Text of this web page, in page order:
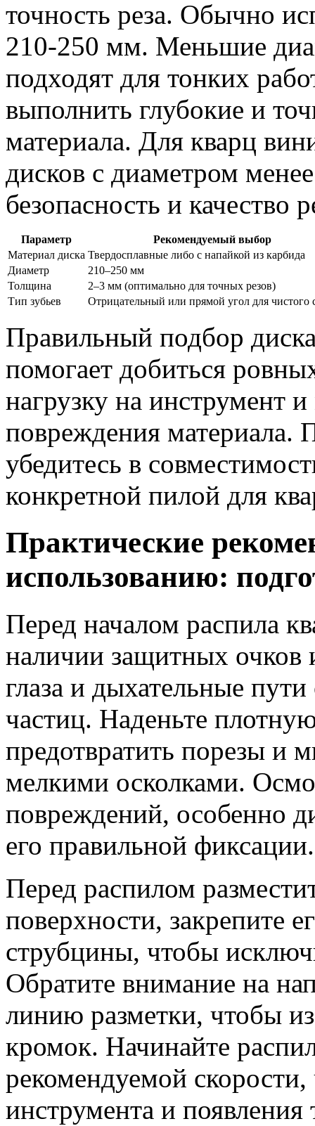
точность реза. Обычно
210-250 мм. Меньшие
подходят для тонких
выполнить глубокие и
материала. Для кварц
дисков с диаметром
безопасность и качество
Параметр
Рекомендуемый выбор
Материал диска Твердосплавные либо с напайкой из карбида
Диаметр
210–250 мм
Толщина
2–3 мм (оптимально для точных резов)
Тип зубьев
Отрицательный или прямой угол для чистого
Правильный подбор
помогает добиться
нагрузку на инструмент
повреждения материала.
убедитесь в
конкретной пилой для
Практические
использованию:
Перед началом распила
наличии защитных очков
глаза и дыхательные
частиц. Наденьте
предотвратить порезы и
мелкими осколками.
повреждений, особенно
его правильной фиксации.
Перед распилом
поверхности, закрепите
струбцины, чтобы
Обратите внимание на
линию разметки, чтобы
кромок. Начинайте
рекомендуемой скорости,
инструмента и